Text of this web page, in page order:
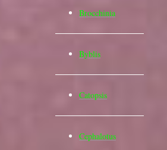
Brocchinia
Byblis
Catopsis
Cephalotus